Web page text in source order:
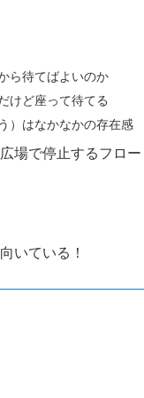
ら待てばよいのか
けど座って待てる
）はなかなかの存在感
場で停止するフロ
いている！